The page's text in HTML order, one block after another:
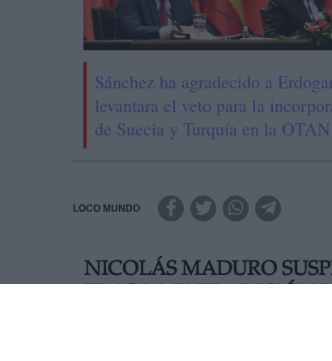
Sánchez ha agradecido a
levantara el veto para la
de Suecia y Turquía en la OTAN
LOCO MUNDO
NICOLÁS MADURO